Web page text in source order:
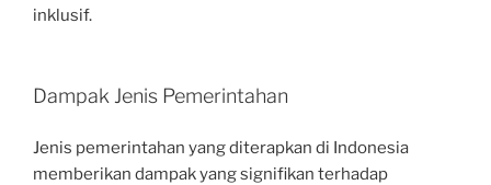
inklusif.
Dampak Jenis Pemerintahan
Jenis pemerintahan yang diterapkan di Indonesia
memberikan dampak yang signifikan terhadap